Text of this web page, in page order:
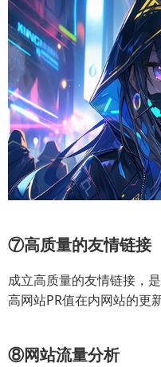
⑦高质量的友情链接
成立高质量的友情链接，
高网站PR值在内网站的更
⑧网站流量分析